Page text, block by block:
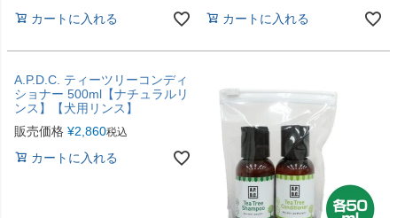
カートに入れる カートに入れる
A.P.D.C. ティーツリーコンディ
ショナー 500ml【ナチュラルリ
ンス】【犬用リンス】
販売価格 ¥2,860税込
カートに入れる